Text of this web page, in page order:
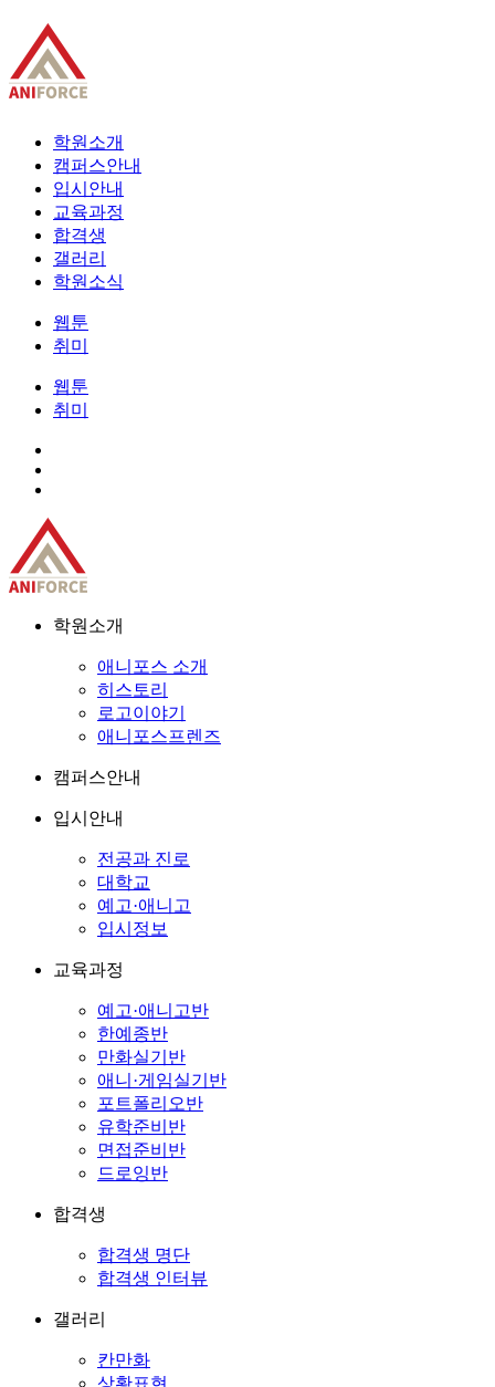
학원소개
캠퍼스안내
입시안내
교육과정
합격생
갤러리
학원소식
웹툰
취미
웹툰
취미
학원소개
애니포스 소개
히스토리
로고이야기
애니포스프렌즈
캠퍼스안내
입시안내
전공과 진로
대학교
예고·애니고
입시정보
교육과정
예고·애니고반
한예종반
만화실기반
애니·게임실기반
포트폴리오반
유학준비반
면접준비반
드로잉반
합격생
합격생 명단
합격생 인터뷰
갤러리
칸만화
상황표현